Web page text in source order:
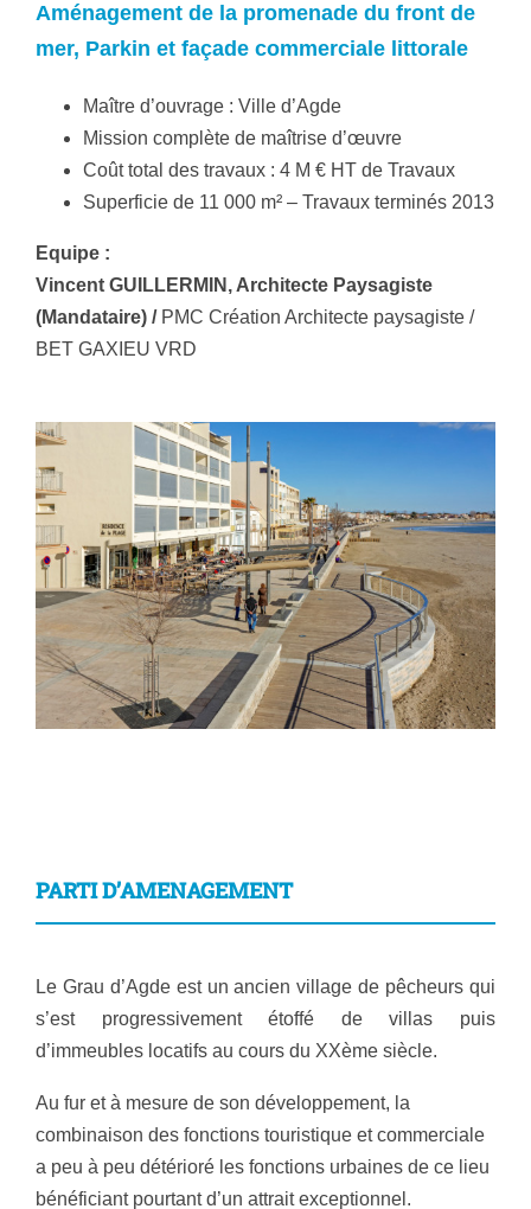
Aménagement de la promenade du front de
mer, Parkin et façade commerciale littorale
Maître d’ouvrage : Ville d’Agde
Mission complète de maîtrise d’œuvre
Coût total des travaux : 4 M € HT de Travaux
Superficie de 11 000 m² – Travaux terminés 2013
Equipe :
Vincent GUILLERMIN, Architecte Paysagiste
(Mandataire) / PMC Création Architecte paysagiste /
BET GAXIEU VRD
PARTI D’AMENAGEMENT
Le Grau d’Agde est un ancien village de pêcheurs qui
s’est progressivement étoffé de villas puis
d’immeubles locatifs au cours du XXème siècle.
Au fur et à mesure de son développement, la
combinaison des fonctions touristique et commerciale
a peu à peu détérioré les fonctions urbaines de ce lieu
bénéficiant pourtant d’un attrait exceptionnel.